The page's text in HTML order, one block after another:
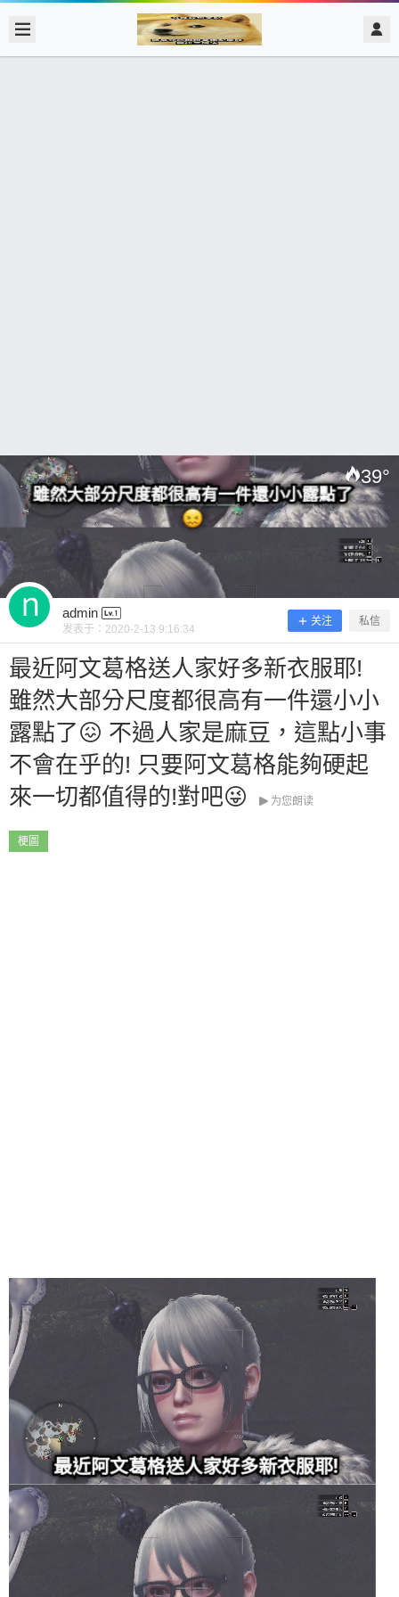
39°
admin
发表于： 2020-2-13 9:16:34
关注 私信
最近阿文葛格送人家好多新衣服耶!
雖然大部分尺度都很高有一件還小小
露點了😖 不過人家是麻豆，這點小事
不會在乎的! 只要阿文葛格能夠硬起
來一切都值得的!對吧😜
为您朗读
梗圖
admin @ 梗圖大全 MEME NOW 2020/2/13
扫描二维码继续阅读